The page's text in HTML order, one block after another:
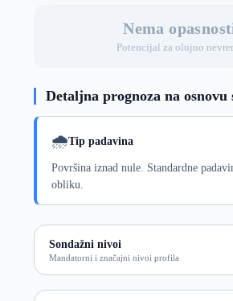
Nema
Potencijal za olujno
Detaljna prognoza na osnovu
🌧️Tip padavina
Površina iznad nule. Standardne
obliku.
Sondažni nivoi
Mandatorni i značajni nivoi profila